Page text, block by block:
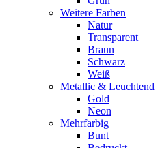
Weitere Farben
Natur
Transparent
Braun
Schwarz
Weiß
Metallic & Leuchtend
Gold
Neon
Mehrfarbig
Bunt